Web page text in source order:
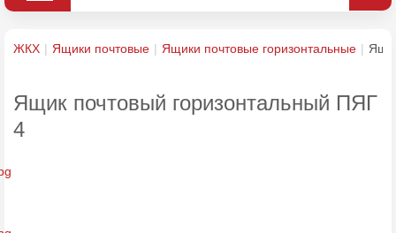
ЖКХ Ящики почтовые Ящики почтовые горизонтальные
Ящик почтовый горизонтальный ПЯГ
4